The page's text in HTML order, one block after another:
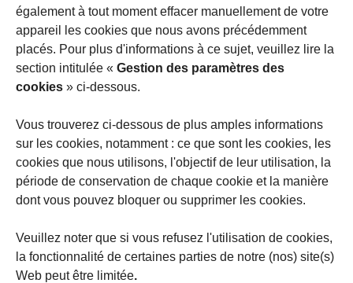
également à tout moment effacer manuellement de votre
appareil les cookies que nous avons précédemment
placés. Pour plus d'informations à ce sujet, veuillez lire la
section intitulée « Gestion des paramètres des
cookies » ci-dessous.
Vous trouverez ci-dessous de plus amples informations
sur les cookies, notamment : ce que sont les cookies, les
cookies que nous utilisons, l'objectif de leur utilisation, la
période de conservation de chaque cookie et la manière
dont vous pouvez bloquer ou supprimer les cookies.
Veuillez noter que si vous refusez l'utilisation de cookies,
la fonctionnalité de certaines parties de notre (nos) site(s)
Web peut être limitée.